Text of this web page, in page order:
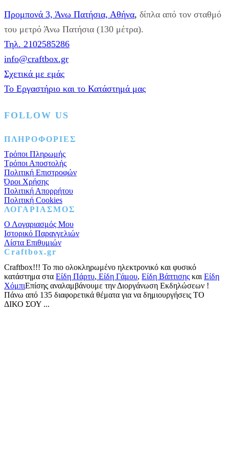
Τρίγωνα
2τεμ.
1,80μ.
ποσότητα
Προμπονά 3, Άνω Πατήσια, Αθήνα, δίπλα από τον σταθμό
του μετρό Άνω Πατήσια (130 μέτρα).
Τηλ. 2102585286
info@craftbox.gr
Σχετικά με εμάς
Το Εργαστήριο και το Κατάστημά μας
FOLLOW US
Facebook
Instagram
Pinterest
ΠΛΗΡΟΦΟΡΙΕΣ
Τρόποι Πληρωμής
Τρόποι Αποστολής
Πολιτική Επιστροφών
Όροι Χρήσης
Πολιτική Απορρήτου
Πολιτική Cookies
ΛΟΓΑΡΙΑΣΜΟΣ
Ο Λογαριασμός Μου
Ιστορικό Παραγγελιών
Λίστα Επιθυμιών
Craftbox.gr
Craftbox!!! Το πιο ολοκληρωμένο ηλεκτρονικό και φυσικό
κατάστημα στα Είδη Πάρτυ, Είδη Γάμου, Είδη Βάπτισης και Είδη
ΧόμπιΕπίσης αναλαμβάνουμε την Διοργάνωση Εκδηλώσεων !
Πάνω από 135 διαφορετικά θέματα για να δημιουργήσεις ΤΟ
ΔΙΚΟ ΣΟΥ ...